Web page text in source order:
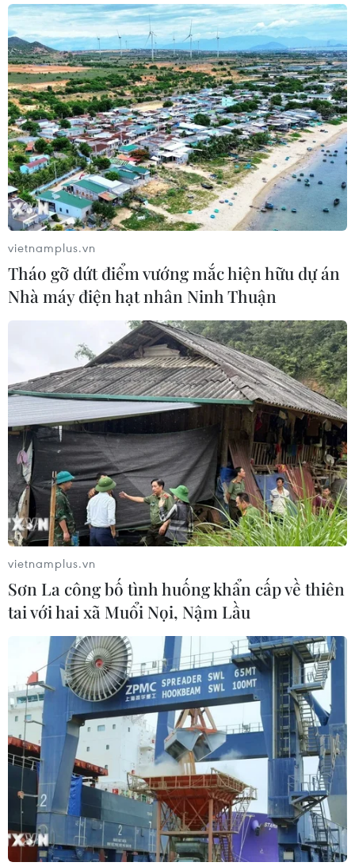
TIN CÙNG CHUYÊN MỤC
Cuộc tìm kiếm và vá lại những 'trái
tim lỗi '
07/08/2026 04:03
Hà Nội cảnh báo về việc sử dụng tế
vietnamplus.vn
Tháo gỡ dứt điểm vướng mắc hiện hữu dự án
Nhà máy điện hạt nhân Ninh Thuận
vietnamplus.vn
Sơn La công bố tình huống khẩn cấp về thiên
tai với hai xã Muổi Nọi, Nậm Lầu